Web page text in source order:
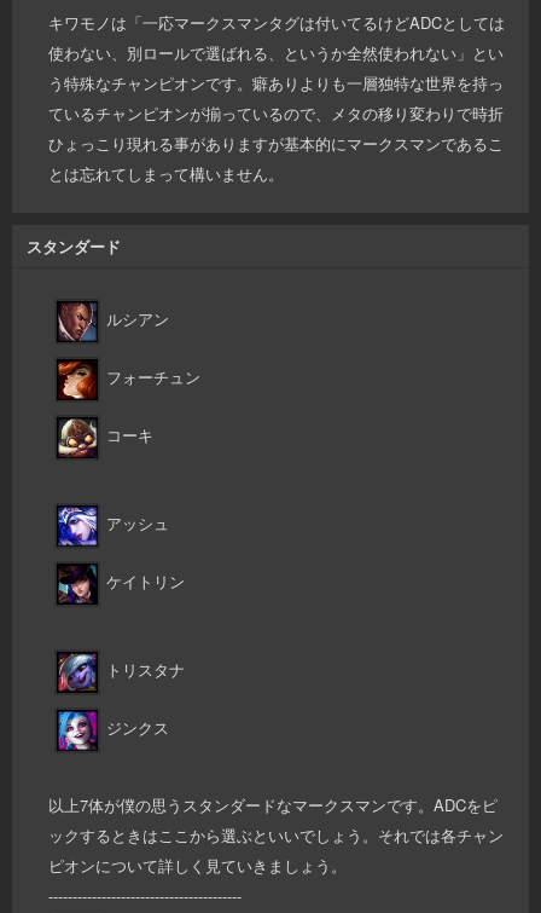
キワモノは「一応マークスマンタグは付いてるけどADCとしては
使わない、別ロールで選ばれる、というか全然使われない」とい
う特殊なチャンピオンです。癖ありよりも一層独特な世界を持っ
ているチャンピオンが揃っているので、メタの移り変わりで時折
ひょっこり現れる事がありますが基本的にマークスマンであるこ
とは忘れてしまって構いません。
スタンダード
ルシアン
フォーチュン
コーキ
アッシュ
ケイトリン
トリスタナ
ジンクス
以上7体が僕の思うスタンダードなマークスマンです。ADCをピ
ックするときはここから選ぶといいでしょう。それでは各チャン
ピオンについて詳しく見ていきましょう。
----------------------------------------